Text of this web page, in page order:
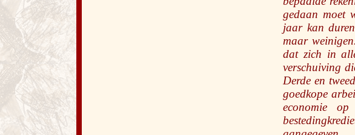
gedaan moet
jaar kan
maar
dat zich in
verschuiving
Derde en
goedkope
economie